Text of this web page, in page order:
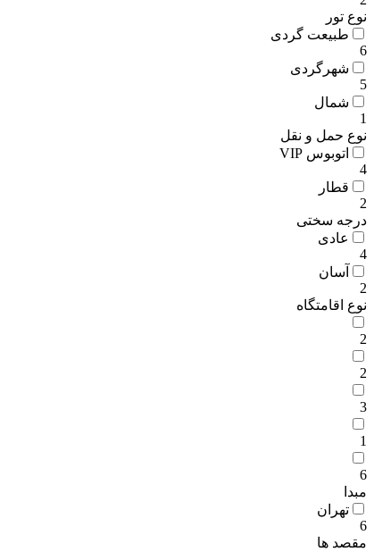
نوع تور
طبیعت گردی
6
شهرگردی
5
شمال
1
نوع حمل و نقل
اتوبوس VIP
4
قطار
2
درجه سختی
عادی
4
آسان
2
نوع اقامتگاه
2
2
3
1
6
مبدا
تهران
6
مقصد ها